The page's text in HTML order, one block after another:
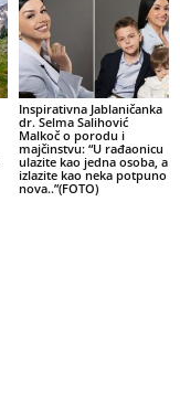
Inspirativna Jablaničanka
dr. Selma Salihović
Malkoč o porodu i
majčinstvu: “U rađaonicu
ulazite kao jedna osoba, a
izlazite kao neka potpuno
nova..”(FOTO)